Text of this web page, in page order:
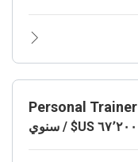
Personal Trainer